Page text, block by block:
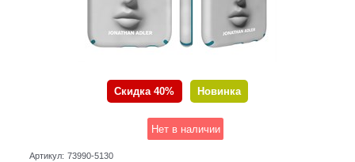
Скидка 40% Новинка
Нет в наличии
Артикул: 73990-5130